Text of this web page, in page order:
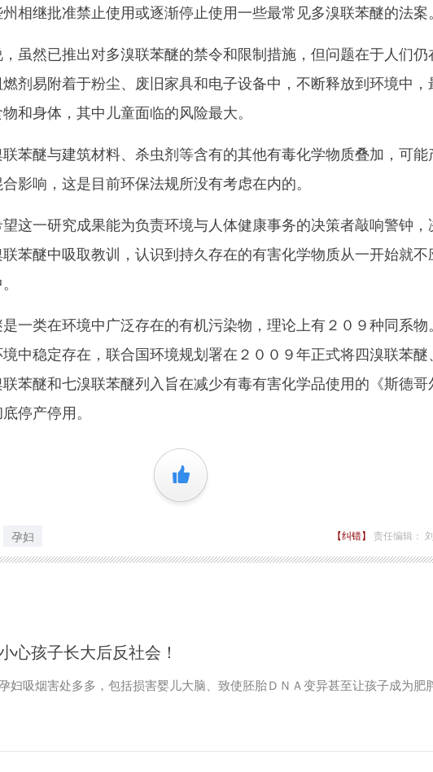
相继批准禁止使用或逐渐停止使用一些最常见多溴联苯醚的法案
然已推出对多溴联苯醚的禁令和限制措施，但问题在于人们仍
剂易附着于粉尘、废旧家具和电子设备中，不断释放到环境中，
和身体，其中儿童面临的风险最大。
醚与建筑材料、杀虫剂等含有的其他有毒化学物质叠加，可能
影响，这是目前环保法规所没有考虑在内的。
一研究成果能为负责环境与人体健康事务的决策者敲响警钟，
苯醚中吸取教训，认识到持久存在的有害化学物质从一开始就不
类在环境中广泛存在的有机污染物，理论上有２０９种同系物
中稳定存在，联合国环境规划署在２００９年正式将四溴联苯醚
苯醚和七溴联苯醚列入旨在减少有毒有害化学品使用的《斯德哥
停产停用。
+1
孕妇 【纠错】 责任编辑：
心孩子长大后反社会！
妇吸烟害处多多，包括损害婴儿大脑、致使胚胎ＤＮＡ变异甚至让孩子成为肥